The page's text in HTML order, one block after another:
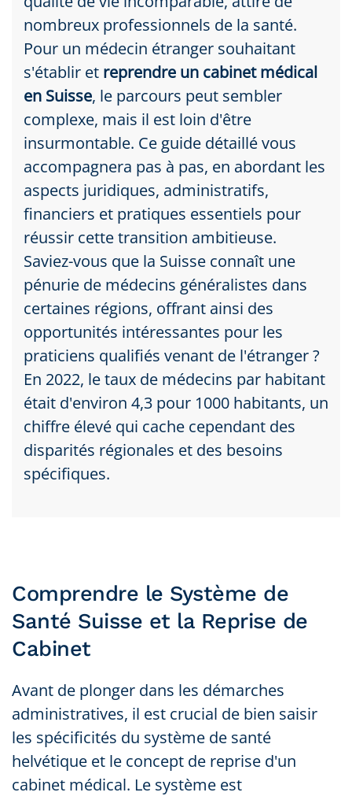
nombreux professionnels de la santé.
Pour un médecin étranger souhaitant
s'établir et reprendre un cabinet médical
en Suisse, le parcours peut sembler
complexe, mais il est loin d'être
insurmontable. Ce guide détaillé vous
accompagnera pas à pas, en abordant les
aspects juridiques, administratifs,
financiers et pratiques essentiels pour
réussir cette transition ambitieuse.
Saviez-vous que la Suisse connaît une
pénurie de médecins généralistes dans
certaines régions, offrant ainsi des
opportunités intéressantes pour les
praticiens qualifiés venant de l'étranger ?
En 2022, le taux de médecins par habitant
était d'environ 4,3 pour 1000 habitants, un
chiffre élevé qui cache cependant des
disparités régionales et des besoins
spécifiques.
Comprendre le Système de
Santé Suisse et la Reprise de
Cabinet
Avant de plonger dans les démarches
administratives, il est crucial de bien saisir
les spécificités du système de santé
helvétique et le concept de reprise d'un
cabinet médical. Le système est